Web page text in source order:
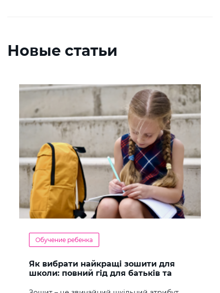
Новые статьи
Обучение ребенка
Як вибрати найкращі зошити для
школи: повний гід для батьків та